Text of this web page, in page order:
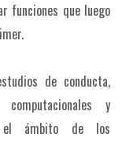
funciones que luego
de conducta,
y
el ámbito de los